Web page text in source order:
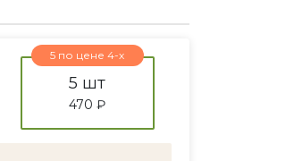
5 по цене 4-х
5 шт
470 ₽